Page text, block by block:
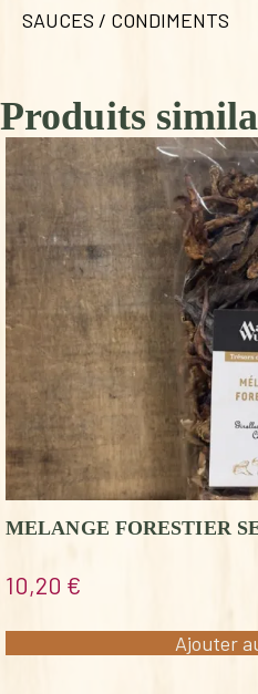
SAUCES / CONDIMENTS
Produits
MELANGE FORESTIER
10,20 €
Ajouter